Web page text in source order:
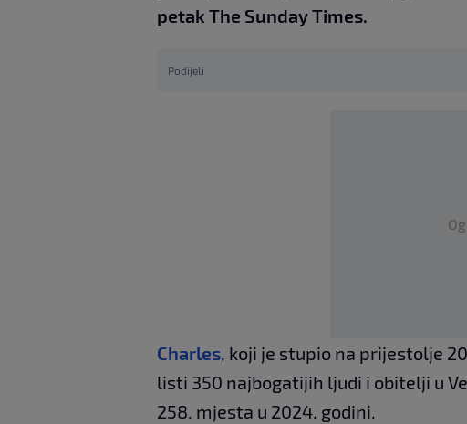
petak The Sunday Times.
Podijeli
Charles, koji je stupio na prijestolje
listi 350 najbogatijih ljudi i obitelji u
258. mjesta u 2024. godini.